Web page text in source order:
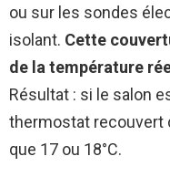
ou sur les sondes
isolant. Cette
de la température
Résultat : si le salon
thermostat recouvert
que 17 ou 18°C.